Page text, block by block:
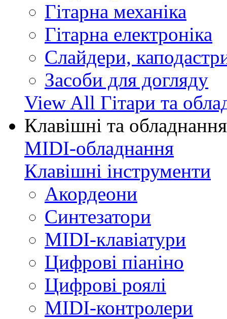
Гітарна механіка
Гітарна електроніка
Слайдери,
Засоби для догляду
View All Гітари та
Клавішні та обладнання
MIDI-обладнання
Клавішні інструменти
Акордеони
Синтезатори
MIDI-клавіатури
Цифрові піаніно
Цифрові роялі
MIDI-контролери